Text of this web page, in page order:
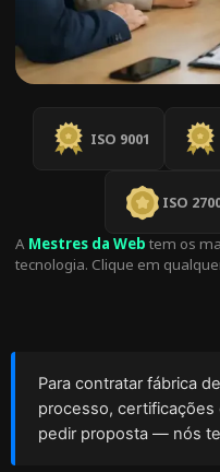
ISO 9001
ISO
A Mestres da Web tem os
tecnologia. Clique em
Para contratar fábrica
processo,
pedir proposta — nós